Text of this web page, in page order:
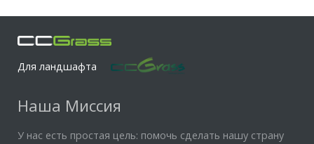
Для ландшафта
Наша Миссия
У нас есть простая цель: помочь сделать нашу страну